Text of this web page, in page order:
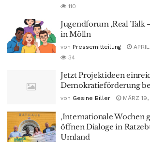
110
Jugendforum ‚Real Talk
in Mölln
von Pressemitteilung
34
Jetzt Projektideen
Demokratieförderung
von Gesine Biller MÄRZ
‚Internationale Wochen
öffnen Dialoge in
Umland